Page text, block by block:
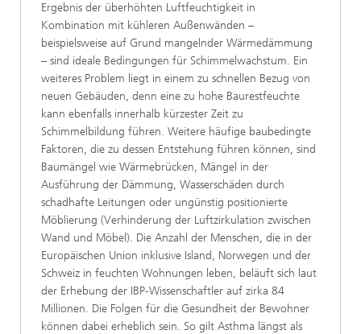
Ergebnis der überhöhten Luftfeuchtigkeit in
Kombination mit kühleren Außenwänden –
beispielsweise auf Grund mangelnder Wärmedämmung
– sind ideale Bedingungen für Schimmelwachstum. Ein
weiteres Problem liegt in einem zu schnellen Bezug von
neuen Gebäuden, denn eine zu hohe Baurestfeuchte
kann ebenfalls innerhalb kürzester Zeit zu
Schimmelbildung führen. Weitere häufige baubedingte
Faktoren, die zu dessen Entstehung führen können, sind
Baumängel wie Wärmebrücken, Mängel in der
Ausführung der Dämmung, Wasserschäden durch
schadhafte Leitungen oder ungünstig positionierte
Möblierung (Verhinderung der Luftzirkulation zwischen
Wand und Möbel). Die Anzahl der Menschen, die in der
Europäischen Union inklusive Island, Norwegen und der
Schweiz in feuchten Wohnungen leben, beläuft sich laut
der Erhebung der IBP-Wissenschaftler auf zirka 84
Millionen. Die Folgen für die Gesundheit der Bewohner
können dabei erheblich sein. So gilt Asthma längst als